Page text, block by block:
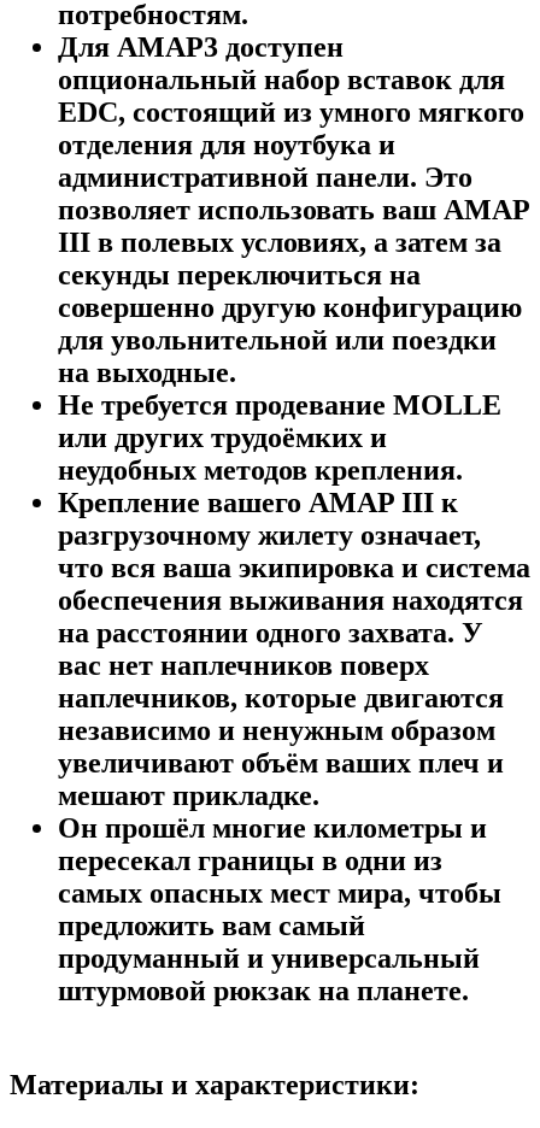
потребностям.
Для AMAP3 доступен
опциональный набор вставок для
EDC, состоящий из умного мягкого
отделения для ноутбука и
административной панели. Это
позволяет использовать ваш AMAP
III в полевых условиях, а затем за
секунды переключиться на
совершенно другую конфигурацию
для увольнительной или поездки
на выходные.
Не требуется продевание MOLLE
или других трудоёмких и
неудобных методов крепления.
Крепление вашего AMAP III к
разгрузочному жилету означает,
что вся ваша экипировка и система
обеспечения выживания находятся
на расстоянии одного захвата. У
вас нет наплечников поверх
наплечников, которые двигаются
независимо и ненужным образом
увеличивают объём ваших плеч и
мешают прикладке.
Он прошёл многие километры и
пересекал границы в одни из
самых опасных мест мира, чтобы
предложить вам самый
продуманный и универсальный
штурмовой рюкзак на планете.
Материалы и характеристики: